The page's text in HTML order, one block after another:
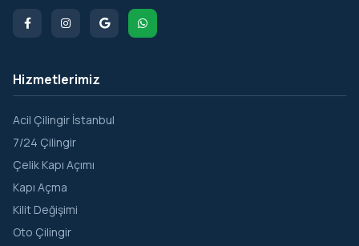
Hizmetlerimiz
Acil Çilingir İstanbul
7/24 Çilingir
Çelik Kapı Açımı
Kapı Açma
Kilit Değişimi
Oto Çilingir